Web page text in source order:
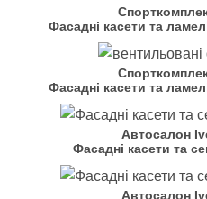
Фасадні касети та
Фасадні касети та
Автосалон
Фасадні касети та
Автосалон